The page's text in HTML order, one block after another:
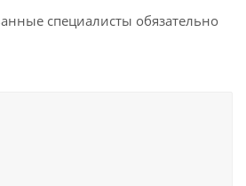
специалисты обязательно